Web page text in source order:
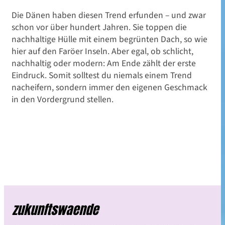
Die Dänen haben diesen Trend erfunden – und zwar
schon vor über hundert Jahren. Sie toppen die
nachhaltige Hülle mit einem begrünten Dach, so wie
hier auf den Faröer Inseln. Aber egal,ob schlicht,
nachhaltig oder modern: Am Ende zählt der erste
Eindruck. Somit solltest du niemals einem Trend
nacheifern, sondern immer den eigenen Geschmack
in den Vordergrund stellen.
zukunftswaende